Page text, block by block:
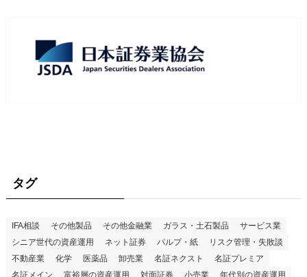
タグ
IFA相談 その他製品 その他金融業 ガラス・土石製品
サービス業
シニア世代の資産運用
ネット証券 パルプ・紙
リスク管理・失敗談
不動産業
化学 医薬品 卸売業 名証ネクスト
名証プレミア